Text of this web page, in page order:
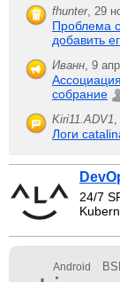
fhunter, 29
Проблема
добавить
Иванн, 9
собрание
Kiri11.ADV1,
Логи
24/7
Android